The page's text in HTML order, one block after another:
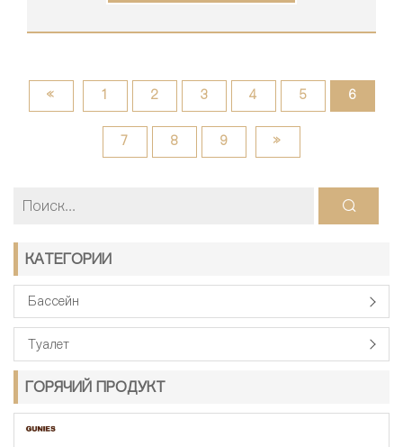
КАТЕГОРИИ
Бассейн
Туалет
ГОРЯЧИЙ ПРОДУКТ
« 1 2 3 4 5 6
7 8 9 »